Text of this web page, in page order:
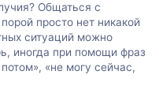
Общаться с
просто нет никакой
ситуаций можно
иногда при помощи фраз
«не могу сейчас,